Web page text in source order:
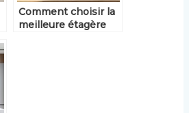
Comment choisir la
meilleure étagère